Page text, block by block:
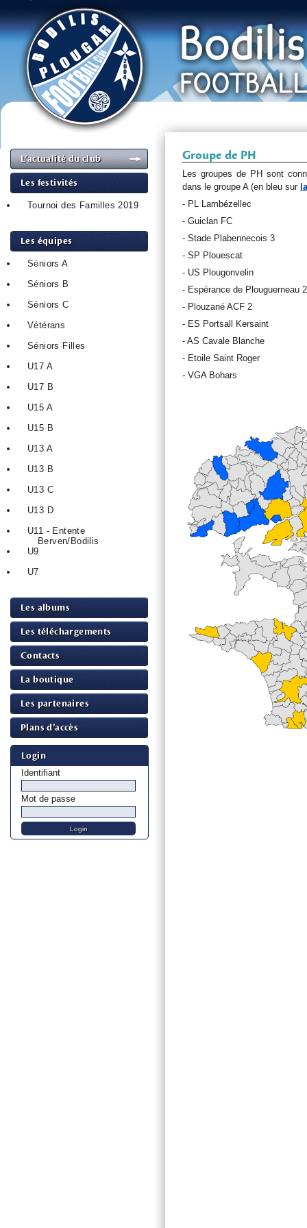
L’actualité du club
Les festivités
Tournoi des Familles 2019
Les équipes
Séniors A
Séniors B
Séniors C
Vétérans
Séniors Filles
U17 A
U17 B
U15 A
U15 B
U13 A
U13 B
U13 C
U13 D
U11 - Entente
Berven/Bodilis
U9
U7
Les albums
Les téléchargements
Contacts
La boutique
Les partenaires
Plans d’accès
Login
Identifiant
Mot de passe
Groupe de PH
Les groupes de PH sont
dans le groupe A (en bleu sur
- PL Lambézellec
- Guiclan FC
- Stade Plabennecois 3
- SP Plouescat
- US Plougonvelin
- Espérance de Plouguerneau 2
- Plouzané ACF 2
- ES Portsall Kersaint
- AS Cavale Blanche
- Etoile Saint Roger
- VGA Bohars